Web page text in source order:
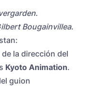
.
Bougainvillea.
la dirección del
Kyoto Animation.
guion